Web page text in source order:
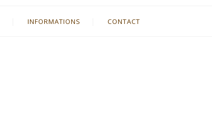
INFORMATIONS CONTACT